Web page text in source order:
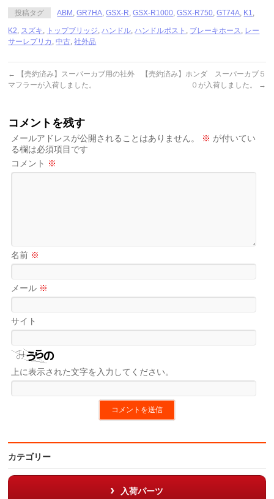
投稿タグ ABM ,GR7HA,GSX-R,GSX-R1000,GSX-R750,GT74A, K1,
K2, スズキ, トップブリッジ,ハンドル,ハンドルポスト , ブレーキホース, レー
サーレプリカ ,中古,社外品
←
【売約済み】スーパーカブ用の社外
マフラーが入荷しました。
【売約済み】ホンダ スーパーカブ５
０が入荷しました。
→
コメントを残す
メールアドレスが公開されることはありません。 ※ が付いてい
る欄は必須項目です
コメント ※
名前 ※
メール ※
サイト
上に表示された文字を入力してください。
カテゴリー
入荷パーツ